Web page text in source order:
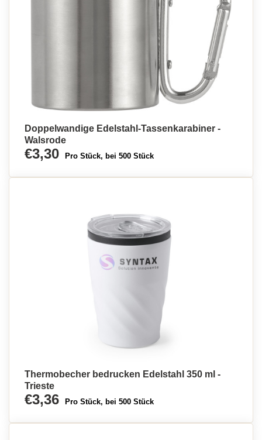
Doppelwandige Edelstahl-Tassenkarabiner -
Walsrode
€3,30 Pro Stück, bei 500 Stück
Thermobecher bedrucken Edelstahl 350 ml -
Trieste
€3,36 Pro Stück, bei 500 Stück